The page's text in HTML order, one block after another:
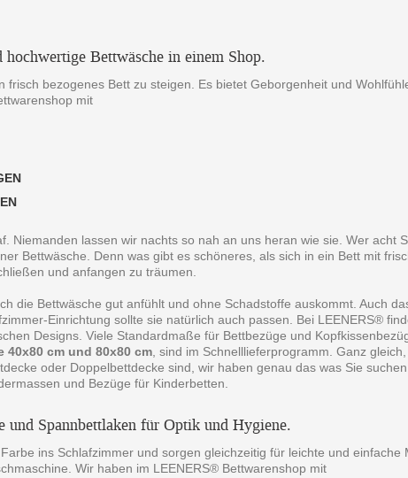
hochwertige Bettwäsche in einem Shop.
frisch bezogenes Bett zu steigen. Es bietet Geborgenheit und
mit
Niemanden lassen wir nachts so nah an uns heran wie sie. Wer acht
Bettwäsche. Denn was gibt es schöneres, als sich in ein Bett mit
und anfangen zu träumen.
die Bettwäsche gut anfühlt und ohne Schadstoffe auskommt. Auch
Einrichtung sollte sie natürlich auch passen. Bei LEENERS®
Designs. Viele Standardmaße für Bettbezüge und
40x80 cm und 80x80 cm, sind im Schnelllieferprogramm. Ganz
oder Doppelbettdecke sind, wir haben genau das was Sie
und Bezüge für Kinderbetten.
und Spannbettlaken für Optik und Hygiene.
ins Schlafzimmer und sorgen gleichzeitig für leichte und einfache
Wir haben im LEENERS® Bettwarenshop mit